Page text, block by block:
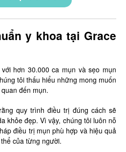
y khoa tại Grace
hơn 30.000 ca mụn và sẹo mụn
tôi thấu hiểu những mong muốn
đến mụn.
quy trình điều trị đúng cách sẽ
khỏe đẹp. Vì vậy, chúng tôi luôn nỗ
điều trị mụn phù hợp và hiệu quả
của từng người.